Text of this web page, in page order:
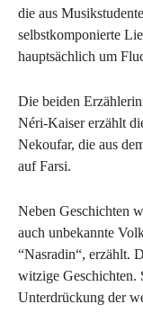
die aus
selbstkomponierte
hauptsächlich um
Die beiden
Néri-Kaiser erzählt
Nekoufar, die aus
auf Farsi.
Neben Geschichten
auch unbekannte
“Nasradin“, erzählt.
witzige Geschichten.
Unterdrückung der